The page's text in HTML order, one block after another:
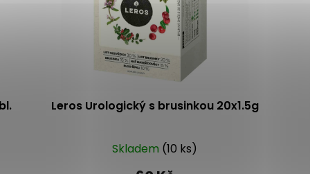
Leros Urologický s brusinkou 20x1.5g
Skladem (10 ks)